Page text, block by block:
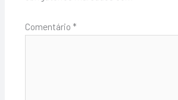
Comentário *